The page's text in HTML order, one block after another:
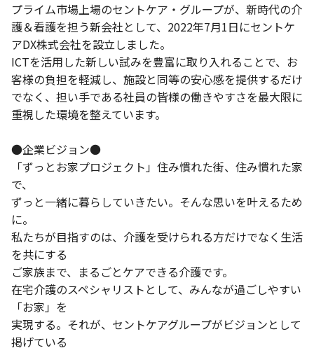
プライム市場上場のセントケア・グループが、新時代の介
護＆看護を担う新会社として、2022年7月1日にセントケ
アDX株式会社を設立しました。
ICTを活用した新しい試みを豊富に取り入れることで、お
客様の負担を軽減し、施設と同等の安心感を提供するだけ
でなく、担い手である社員の皆様の働きやすさを最大限に
重視した環境を整えています。
●企業ビジョン●
「ずっとお家プロジェクト」住み慣れた街、住み慣れた家
で、
ずっと一緒に暮らしていきたい。そんな思いを叶えるため
に。
私たちが目指すのは、介護を受けられる方だけでなく生活
を共にする
ご家族まで、まるごとケアできる介護です。
在宅介護のスペシャリストとして、みんなが過ごしやすい
「お家」を
実現する。それが、セントケアグループがビジョンとして
掲げている